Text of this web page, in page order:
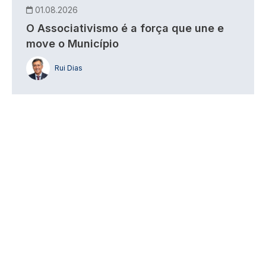
01.08.2026
O Associativismo é a força que une e
move o Município
Rui Dias